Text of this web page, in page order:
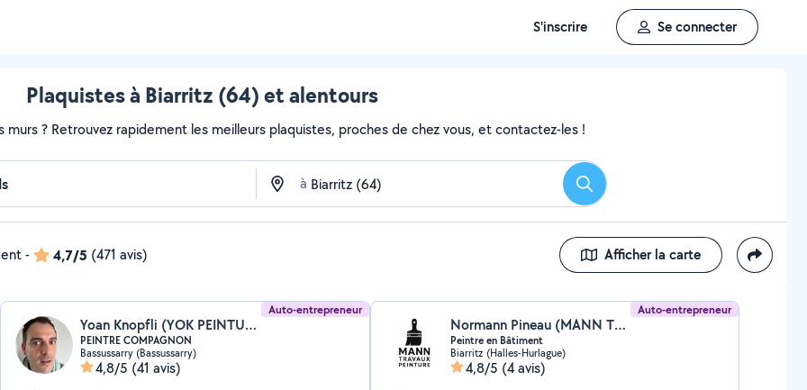
S'inscrire Se connecter
Plaquistes à Biarritz (64) et alentours
? Retrouvez rapidement les meilleurs plaquistes, proches de chez vous, et contactez-les !
à Rechercher
- 4,7/5 (471 avis) Afficher la carte
Auto-entrepreneur
Yoan Knopfli (YOK PEINTURE ET PAPIER)
PEINTRE COMPAGNON
Bassussarry (Bassussarry)
4,8/5 (41 avis)
Auto-entrepreneur
Normann Pineau (MANN TRAVAUX PEINTURE)
Peintre en Bâtiment
Biarritz (Halles-Hurlague)
4,8/5 (4 avis)